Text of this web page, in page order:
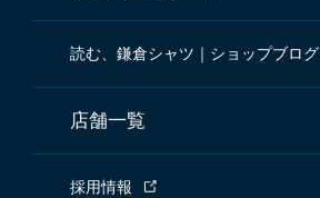
読む、鎌倉シャツ｜ショップブログ
店舗一覧
採用情報